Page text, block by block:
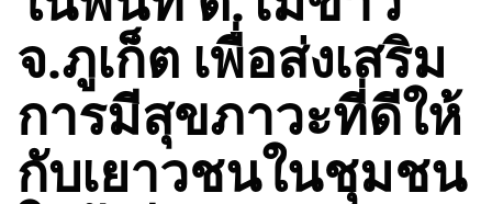
จ.ภูเก็ต เพื่อส่งเสริม
การมีสุขภาวะที่ดีให้
กับเยาวชนในชุมชน